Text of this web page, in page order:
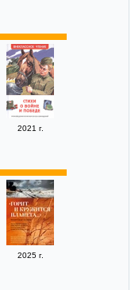
2021 г.
2025 г.